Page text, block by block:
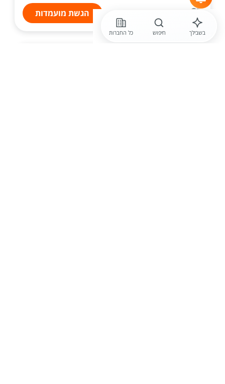
הגשת מועמדות
בשבילך חיפוש כל החברות